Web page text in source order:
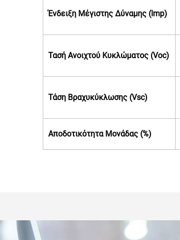
Ένδειξη Μέγιστης Δύναμης (Imp)
Τασή Ανοιχτού Κυκλώματος (Voc)
Τάση Βραχυκύκλωσης (Vsc)
Αποδοτικότητα Μονάδας (%)